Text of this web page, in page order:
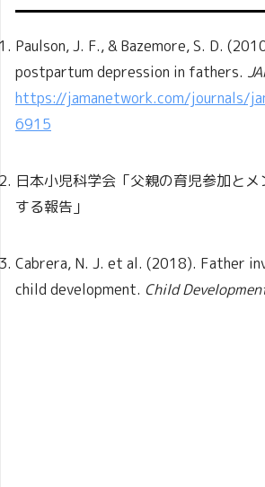
Paulson, J. F., & Bazemore, S. D.
postpartum depression in fathers.
https://jamanetwork.com/journals/
6915
日本小児科学会「父親の育児参加と
する報告」
Cabrera, N. J. et al. (2018). Father
child development. Child